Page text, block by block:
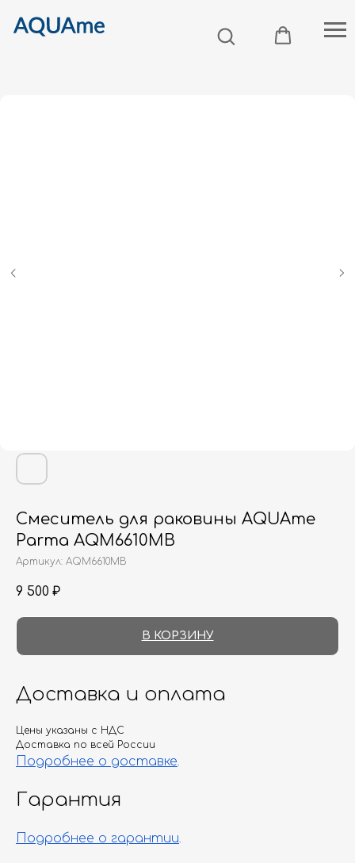
Смеситель для раковины AQUAme
Parma AQM6610MB
Артикул: AQM6610MB
9 500 ₽
В КОРЗИНУ
Доставка и оплата
Цены указаны с НДС
Доставка по всей России
Подробнее о доставке.
Гарантия
Подробнее о гарантии.